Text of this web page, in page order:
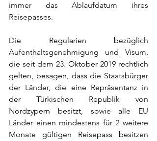
immer das Ablaufdatum ihres
Reisepasses.
Die Regularien bezüglich
Aufenthaltsgenehmigung und Visum,
die seit dem 23. Oktober 2019 rechtlich
gelten, besagen, dass die Staatsbürger
der Länder, die eine Repräsentanz in
der Türkischen Republik von
Nordzypern besitzt, sowie alle EU
Länder einen mindestens für 2 weitere
Monate gültigen Reisepass besitzen